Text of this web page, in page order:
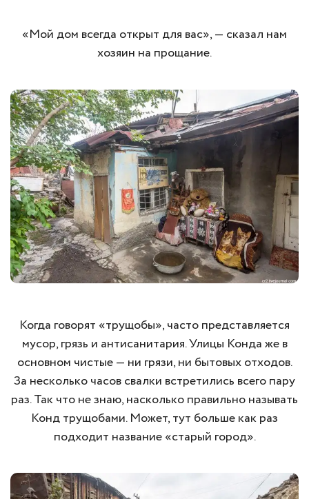
«Мой дом всегда открыт для вас», — сказал нам
хозяин на прощание.
Когда говорят «трущобы», часто представляется
мусор, грязь и антисанитария. Улицы Конда же в
основном чистые — ни грязи, ни бытовых отходов.
За несколько часов свалки встретились всего пару
раз. Так что не знаю, насколько правильно называть
Конд трущобами. Может, тут больше как раз
подходит название «старый город».